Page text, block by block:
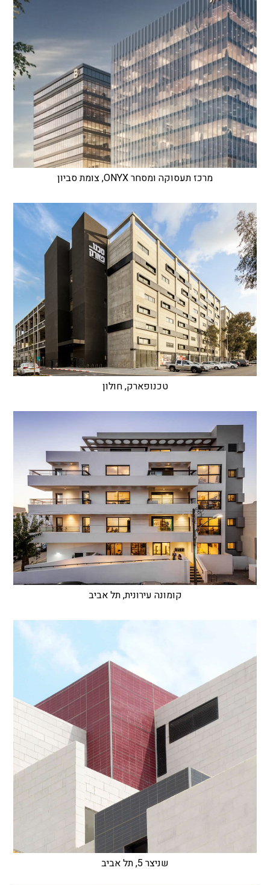
מרכז תעסוקה ומסחר ONYX, צומת סביון
טכנופארק, חולון
קומונה עירונית, תל אביב
שניצר 5, תל אביב